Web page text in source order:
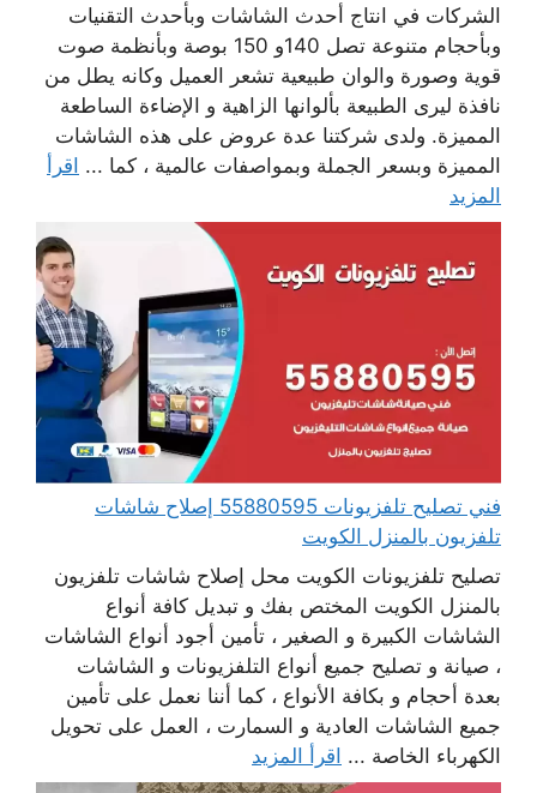
الشركات في انتاج أحدث الشاشات وبأحدث التقنيات
وبأحجام متنوعة تصل 140و 150 بوصة وبأنظمة صوت
قوية وصورة والوان طبيعية تشعر العميل وكانه يطل من
نافذة ليرى الطبيعة بألوانها الزاهية و الإضاءة الساطعة
المميزة. ولدى شركتنا عدة عروض على هذه الشاشات
المميزة وبسعر الجملة وبمواصفات عالمية ، كما ... اقرأ
المزيد
فني تصليح تلفزيونات 55880595 إصلاح شاشات
تلفزيون بالمنزل الكويت
تصليح تلفزيونات الكويت محل إصلاح شاشات تلفزيون
بالمنزل الكويت المختص بفك و تبديل كافة أنواع
الشاشات الكبيرة و الصغير ، تأمين أجود أنواع الشاشات
، صيانة و تصليح جميع أنواع التلفزيونات و الشاشات
بعدة أحجام و بكافة الأنواع ، كما أننا نعمل على تأمين
جميع الشاشات العادية و السمارت ، العمل على تحويل
الكهرباء الخاصة ... اقرأ المزيد